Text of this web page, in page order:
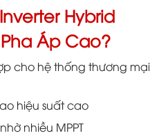
Hybrid
Áp Cao?
cho hệ thống thương mại
hiệu suất cao
nhiều MPPT